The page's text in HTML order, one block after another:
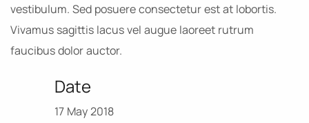
vestibulum. Sed posuere consectetur est at lobortis.
Vivamus sagittis lacus vel augue laoreet rutrum
faucibus dolor auctor.
Date
17 May 2018